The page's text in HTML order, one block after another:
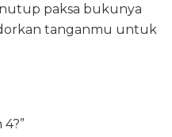
paksa bukunya
tanganmu untuk